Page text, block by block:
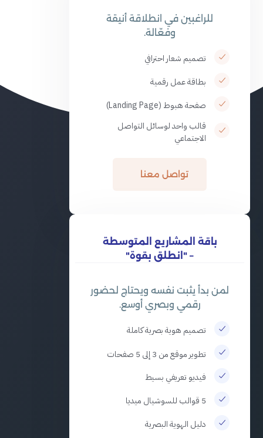
للراغبين في انطلاقة أنيقة
وفعّالة.
تصميم شعار احترافي
بطاقة عمل رقمية
صفحة هبوط (Landing Page)
قالب واحد لوسائل التواصل
الاجتماعي
تواصل معنا
باقة المشاريع المتوسطة
– "انطلق بقوة"
لمن بدأ يثبت نفسه ويحتاج لحضور
رقمي وبصري أوسع.
تصميم هوية بصرية كاملة
تطوير موقع من 3 إلى 5 صفحات
فيديو تعريفي بسيط
5 قوالب للسوشيال ميديا
دليل الهوية البصرية